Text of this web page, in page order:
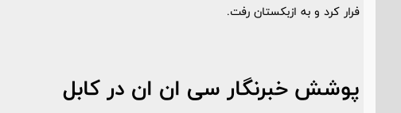
فرار کرد و به ازبکستان رفت.
پوشش خبرنگار سی ان ان در کابل